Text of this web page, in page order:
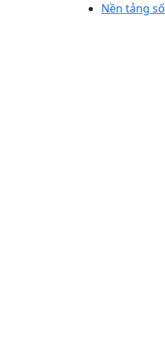
Nền tảng số